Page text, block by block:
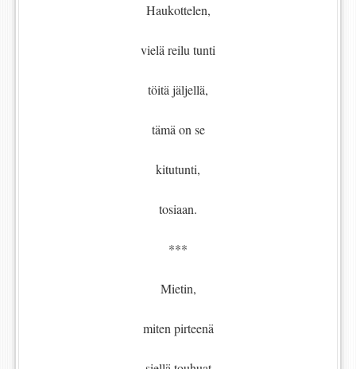
Haukottelen,
vielä reilu tunti
töitä jäljellä,
tämä on se
kitutunti,
tosiaan.
***
Mietin,
miten pirteenä